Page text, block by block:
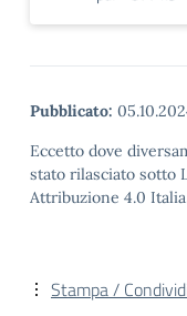
Pubblicato:
Eccetto dove
stato rilasciato sotto
Attribuzione 4.0
Stampa /